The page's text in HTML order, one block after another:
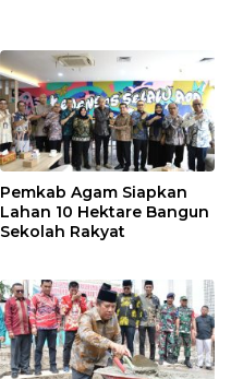
Pemkab Agam Siapkan
Lahan 10 Hektare Bangun
Sekolah Rakyat